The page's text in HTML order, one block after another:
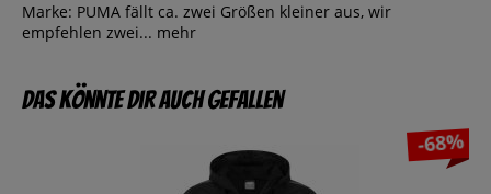
Marke: PUMA fällt ca. zwei Größen kleiner aus, wir
empfehlen zwei... mehr
Das könnte dir auch gefallen
-68%